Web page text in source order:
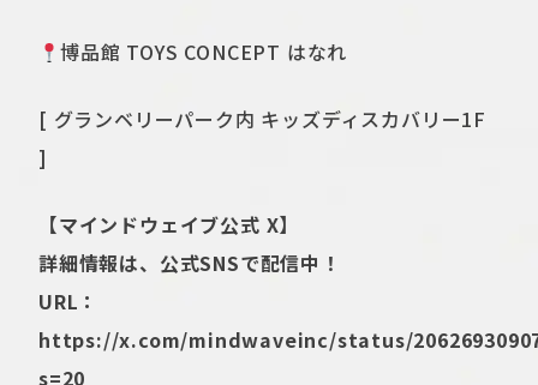
博品館 TOYS CONCEPT はなれ
[ グランベリーパーク内 キッズディスカバリー1F
]
【マインドウェイブ公式 X】
詳細情報は、公式SNSで配信中！
URL：
https://x.com/mindwaveinc/status/
s=20